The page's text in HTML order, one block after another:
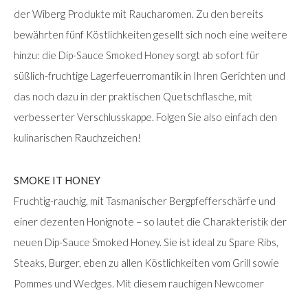
der Wiberg Produkte mit Raucharomen. Zu den bereits
bewährten fünf Köstlichkeiten gesellt sich noch eine weitere
hinzu: die Dip-Sauce Smoked Honey sorgt ab sofort für
süßlich-fruchtige Lagerfeuerromantik in Ihren Gerichten und
das noch dazu in der praktischen Quetschflasche, mit
verbesserter Verschlusskappe. Folgen Sie also einfach den
kulinarischen Rauchzeichen!
SMOKE IT HONEY
Fruchtig-rauchig, mit Tasmanischer Bergpfefferschärfe und
einer dezenten Honignote – so lautet die Charakteristik der
neuen Dip-Sauce Smoked Honey. Sie ist ideal zu Spare Ribs,
Steaks, Burger, eben zu allen Köstlichkeiten vom Grill sowie
Pommes und Wedges. Mit diesem rauchigen Newcomer